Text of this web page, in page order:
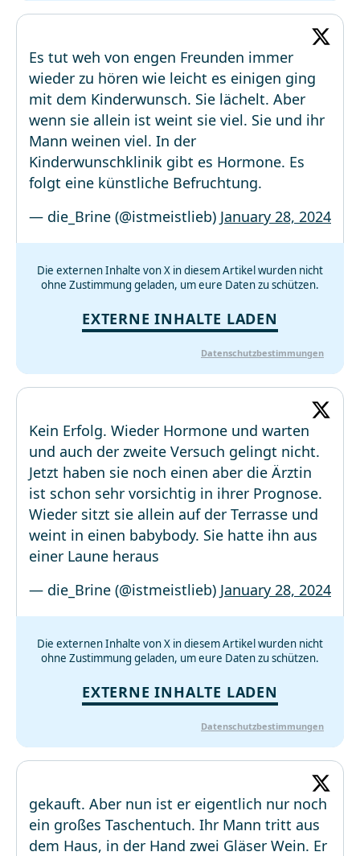
Es tut weh von engen Freunden immer
wieder zu hören wie leicht es einigen ging
mit dem Kinderwunsch. Sie lächelt. Aber
wenn sie allein ist weint sie viel. Sie und ihr
Mann weinen viel. In der
Kinderwunschklinik gibt es Hormone. Es
folgt eine künstliche Befruchtung.
— die_Brine (@istmeistlieb) January 28, 2024
Die externen Inhalte von X in diesem Artikel wurden nicht
ohne Zustimmung geladen, um eure Daten zu schützen.
EXTERNE INHALTE LADEN
Datenschutzbestimmungen
Kein Erfolg. Wieder Hormone und warten
und auch der zweite Versuch gelingt nicht.
Jetzt haben sie noch einen aber die Ärztin
ist schon sehr vorsichtig in ihrer Prognose.
Wieder sitzt sie allein auf der Terrasse und
weint in einen babybody. Sie hatte ihn aus
einer Laune heraus
— die_Brine (@istmeistlieb) January 28, 2024
Die externen Inhalte von X in diesem Artikel wurden nicht
ohne Zustimmung geladen, um eure Daten zu schützen.
EXTERNE INHALTE LADEN
Datenschutzbestimmungen
gekauft. Aber nun ist er eigentlich nur noch
ein großes Taschentuch. Ihr Mann tritt aus
dem Haus, in der Hand zwei Gläser Wein. Er